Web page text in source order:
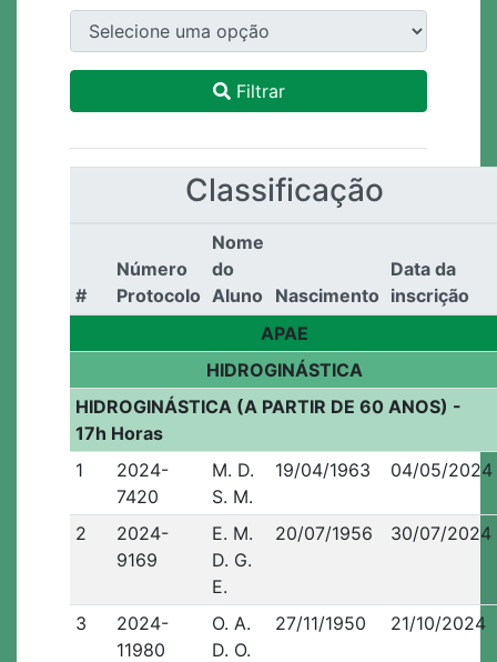
Filtrar
Classificação
#
Número
Protocolo
Nome
do
Aluno
Nascimento
Data da
inscrição
APAE
HIDROGINÁSTICA
HIDROGINÁSTICA (A PARTIR DE 60 ANOS) -
17h Horas
1
2024-
7420
M. D.
S. M.
19/04/1963 04/05/2024
2
2024-
9169
E. M.
D. G.
E.
20/07/1956 30/07/2024
3
2024-
11980
O. A.
D. O.
27/11/1950 21/10/2024